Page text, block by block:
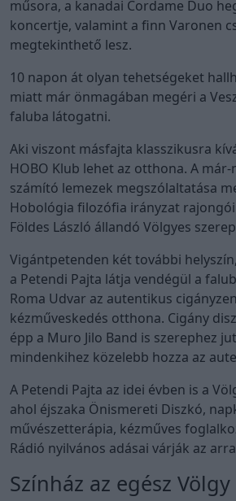
műsora, a kanadai Cordame Duo
koncertje, valamint a finn Varonen
megtekinthető lesz.
10 napon át olyan tehetségeket
miatt már önmagában megéri a
faluba látogatni.
Aki viszont másfajta klasszikusra
HOBO Klub lehet az otthona. A
számító lemezek megszólaltatása
Hobológia filozófia irányzat
Földes László állandó Völgyes
Vigántpetenden két további
a Petendi Pajta látja vendégül a
Roma Udvar az autentikus
kézműveskedés otthona. Cigány
épp a Muro Jilo Band is szerephez
mindenkihez közelebb hozza az
A Petendi Pajta az idei évben is a
ahol éjszaka Önismereti Diszkó,
művészetterápia, kézműves
Rádió nyilvános adásai várják az
Színház az egész Völgy